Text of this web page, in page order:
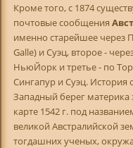
Кроме того, с 1874
почтовые сообщения
именно старейшее через
Galle) и Суэц, второе -
НьюЙорк и третье - по
Сингапур и Суэц. История
Западный берег материка
карте 1542 г. под
великой Австралийской
тогдашних ученых,